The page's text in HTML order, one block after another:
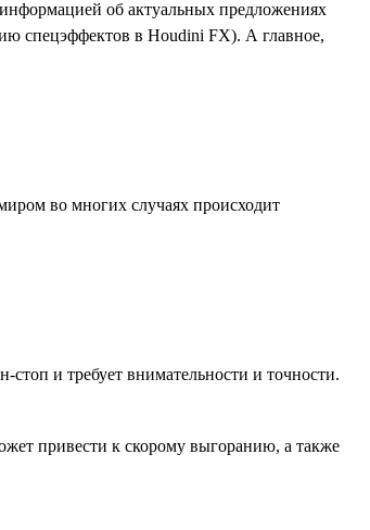
об актуальных предложениях
спецэффектов в Houdini FX). А главное,
во многих случаях происходит
и требует внимательности и точности.
привести к скорому выгоранию, а также